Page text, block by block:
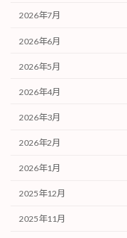
2026年7月
2026年6月
2026年5月
2026年4月
2026年3月
2026年2月
2026年1月
2025年12月
2025年11月